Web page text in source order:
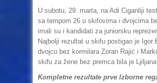
U subotu, 29. marta, na Adi Ciganliji
sa tempom 26 u skifovima i dvojcima
imali su i kandidati za juniorsku
Najbolji rezultat u skifu postigao je Igor
dvojcu bez kormilara Zoran Rajić i
skifu za žene bez premca bila je
Kompletne rezultate prve Izborne